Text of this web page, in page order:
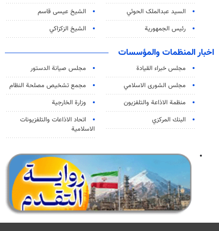
السید عبدالملک الحوثي
الشيخ عيسى قاسم
رئيس الجمهورية
الشيخ الزكزاكي
اخبار المنظمات والمؤسسات
مجلس خبراء القيادة
مجلس صيانة الدستور
مجلس الشورى الاسلامي
مجمع تشخيص مصلحة النظام
منظمة الاذاعة والتلفزیون
وزارة الخارجية
البنك المركزي
اتحاد الاذاعات والتلفزيونات
الاسلامية